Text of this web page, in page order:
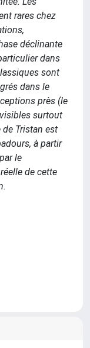
rares chez
déclinante
dans
sont
dans le
près (le
surtout
Tristan est
à partir
le
de cette